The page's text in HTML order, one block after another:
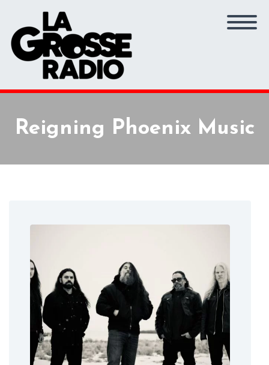
Reigning Phoenix Music